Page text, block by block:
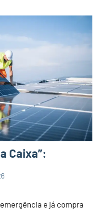
Caixa”:
e já compra